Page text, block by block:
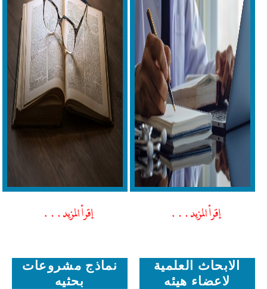
الابحاث العلمية
لاعضاء هيئه
نماذج مشروعات
بحثيه